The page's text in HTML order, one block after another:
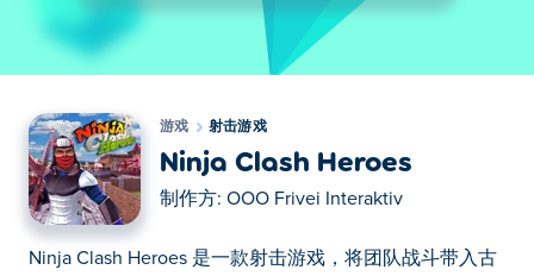
游戏 射击游戏
Ninja Clash Heroes
制作方: OOO Frivei Interaktiv
Ninja Clash Heroes 是一款射击游戏，将团队战斗带入古